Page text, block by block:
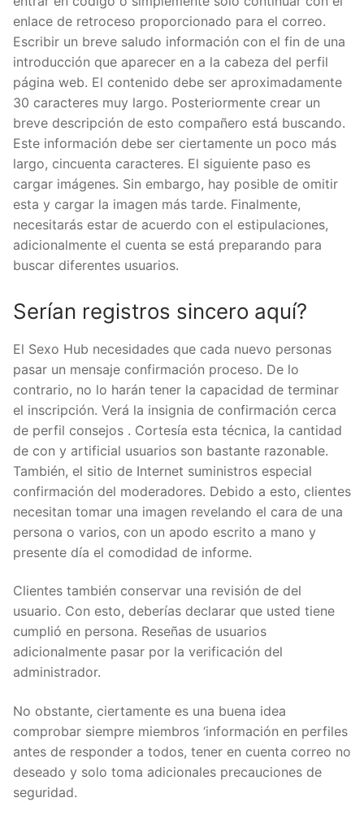
enlace de retroceso proporcionado para el correo.
Escribir un breve saludo información con el fin de una
introducción que aparecer en a la cabeza del perfil
página web. El contenido debe ser aproximadamente
30 caracteres muy largo. Posteriormente crear un
breve descripción de esto compañero está buscando.
Este información debe ser ciertamente un poco más
largo, cincuenta caracteres. El siguiente paso es
cargar imágenes. Sin embargo, hay posible de omitir
esta y cargar la imagen más tarde. Finalmente,
necesitarás estar de acuerdo con el estipulaciones,
adicionalmente el cuenta se está preparando para
buscar diferentes usuarios.
Serían registros sincero aquí?
El Sexo Hub necesidades que cada nuevo personas
pasar un mensaje confirmación proceso. De lo
contrario, no lo harán tener la capacidad de terminar
el inscripción. Verá la insignia de confirmación cerca
de perfil consejos . Cortesía esta técnica, la cantidad
de con y artificial usuarios son bastante razonable.
También, el sitio de Internet suministros especial
confirmación del moderadores. Debido a esto, clientes
necesitan tomar una imagen revelando el cara de una
persona o varios, con un apodo escrito a mano y
presente día el comodidad de informe.
Clientes también conservar una revisión de del
usuario. Con esto, deberías declarar que usted tiene
cumplió en persona. Reseñas de usuarios
adicionalmente pasar por la verificación del
administrador.
No obstante, ciertamente es una buena idea
comprobar siempre miembros ‘información en perfiles
antes de responder a todos, tener en cuenta correo no
deseado y solo toma adicionales precauciones de
seguridad.